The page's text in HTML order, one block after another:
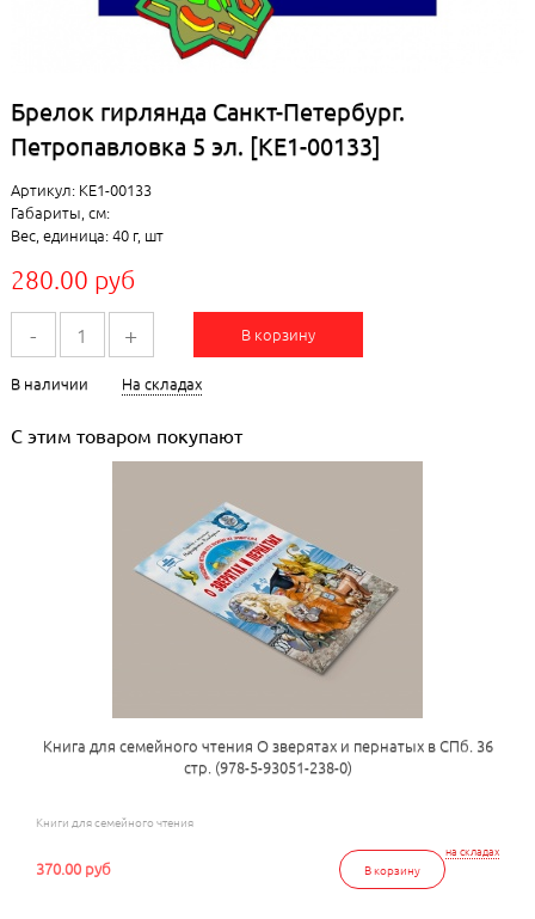
Брелок гирлянда Санкт-Петербург.
Петропавловка 5 эл. [КЕ1-00133]
Артикул: КЕ1-00133
Габариты, см:
Вес, единица: 40 г, шт
280.00 руб
- + В корзину
В наличии На складах
С этим товаром покупают
Книга для семейного чтения О зверятах и пернатых в СПб. 36
стр. (978-5-93051-238-0)
Книги для семейного чтения
на складах
В корзину
370.00 руб